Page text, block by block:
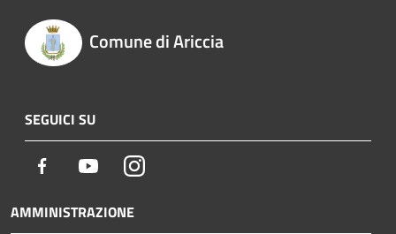
Comune di Ariccia
SEGUICI SU
Facebook YoutubeInstagram
AMMINISTRAZIONE